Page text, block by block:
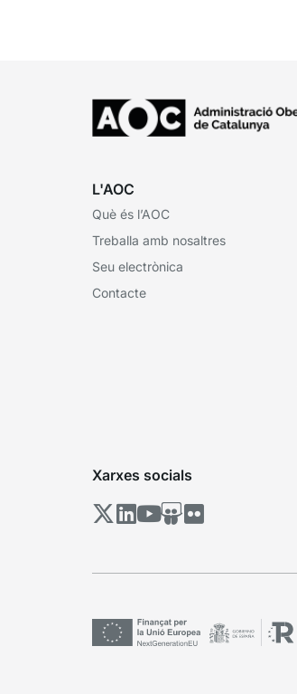
L'AOC
Què és l’AOC
Treballa amb nosaltres
Seu electrònica
Contacte
Xarxes socials